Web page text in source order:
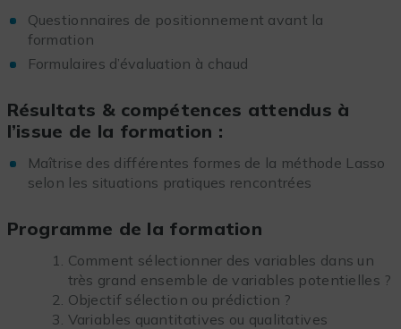
Questionnaires de positionnement avant la
formation
Formulaires d’évaluation à chaud
Résultats & compétences attendus à
l’issue de la formation :
Maîtrise des différentes formes de la méthode Lasso
selon les situations pratiques rencontrées
Programme de la formation
Comment sélectionner des variables dans un
très grand ensemble de variables potentielles ?
Objectif sélection ou prédiction ?
Variables quantitatives ou qualitatives